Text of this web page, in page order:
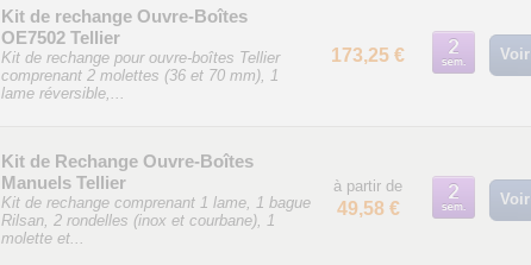
Kit de rechange Ouvre-Boîtes
OE7502 Tellier
Kit de rechange pour ouvre-boîtes Tellier
comprenant 2 molettes (36 et 70 mm), 1
lame réversible,...
173,25 € Voir
Kit de Rechange Ouvre-Boîtes
Manuels Tellier
Kit de rechange comprenant 1 lame, 1 bague
Rilsan, 2 rondelles (inox et courbane), 1
molette et...
à partir de
49,58 € Voir